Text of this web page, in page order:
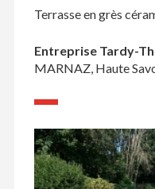
Terrasse en grès
Entreprise Tardy-
MARNAZ, Haute